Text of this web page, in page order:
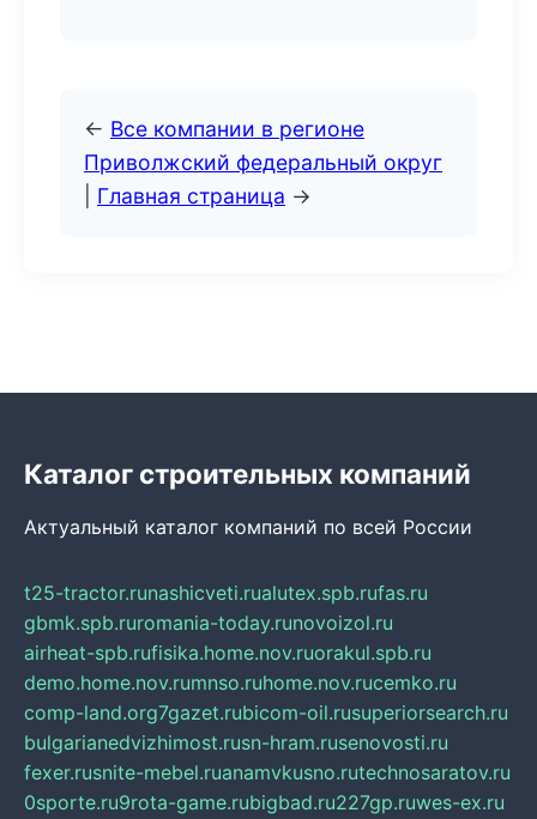
← Все компании в регионе
Приволжский федеральный округ
Главная страница →
Каталог строительных компаний
Актуальный каталог компаний по всей России
t25-tractor.runashicveti.rualutex.spb.rufas.ru
gbmk.spb.ruromania-today.runovoizol.ru
airheat-spb.rufisika.home.nov.ruorakul.spb.ru
demo.home.nov.rumnso.ruhome.nov.rucemko.ru
comp-land.org7gazet.rubicom-oil.rusuperiorsearch.ru
bulgarianedvizhimost.rusn-hram.rusenovosti.ru
fexer.rusnite-mebel.ruanamvkusno.rutechnosaratov.ru
0sporte.ru9rota-game.rubigbad.ru227gp.ruwes-ex.ru